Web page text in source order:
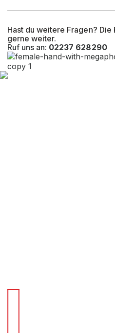
Hast du weitere Fragen?
gerne weiter.
Ruf uns an: 02237 628290